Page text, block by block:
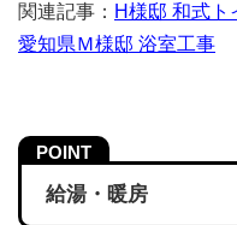
関連記事： H様邸 和式
愛知県Ｍ様邸 浴室工事
給湯・暖房